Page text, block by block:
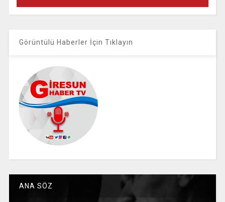
Görüntülü Haberler İçin Tıklayın
ANA SÖZ